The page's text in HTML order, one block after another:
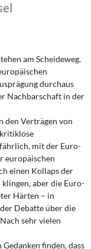
am Scheideweg.
durchaus
Nachbarschaft in der
den Verträgen von
mit der Euro-
europäischen
einen Kollaps der
klingen, aber die Euro-
Härten – in
Debatte über die
sehr vielen
finden, dass